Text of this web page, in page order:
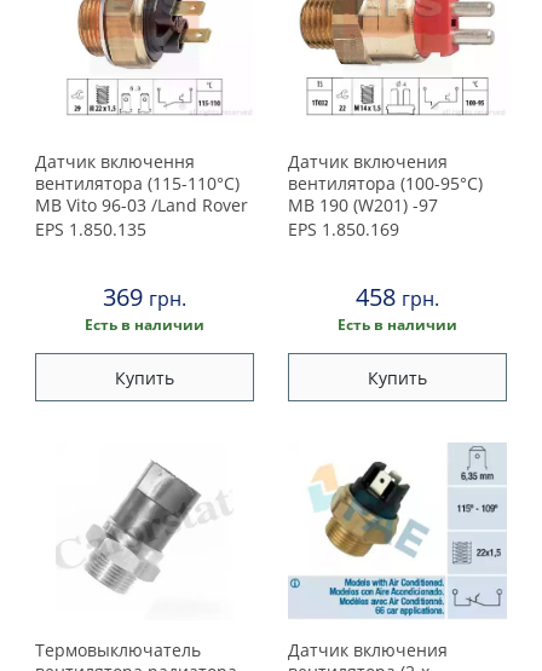
Датчик включення
вентилятора (115-110°C)
MB Vito 96-03 /Land Rover
/Saab 900 88-
EPS 1.850.135
369 грн.
Есть в наличии
Купить
Датчик включения
вентилятора (100-95°C)
MB 190 (W201) -97
EPS 1.850.169
458 грн.
Есть в наличии
Купить
Термовыключатель
Датчик включения